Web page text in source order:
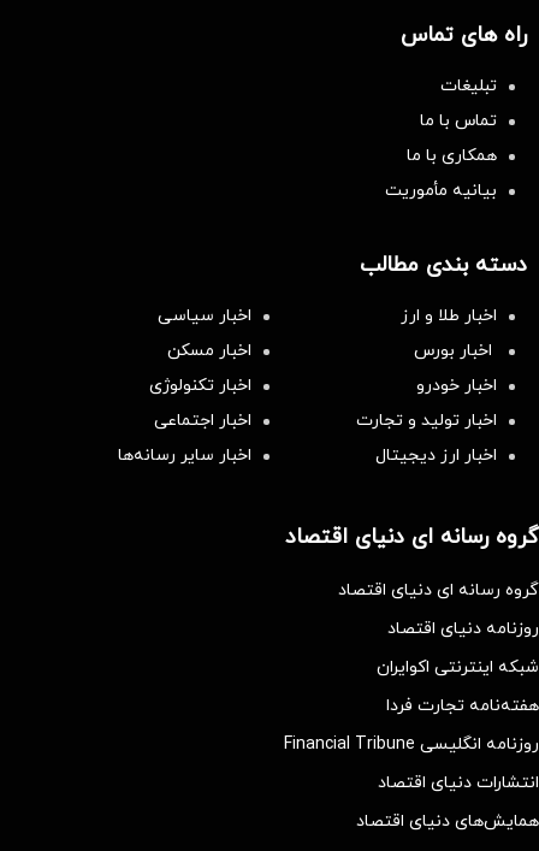
راه های تماس
تبلیغات
تماس با ما
همکاری با ما
بیانیه مأموریت
دسته بندی مطالب
اخبار طلا و ارز
اخبار سیاسی
اخبار بورس
اخبار مسکن
اخبار خودرو
اخبار تکنولوژی
اخبار تولید و تجارت
اخبار اجتماعی
اخبار ارز دیجیتال
اخبار سایر رسانه‌‌ها
گروه رسانه ای دنیای اقتصاد
گروه رسانه ای دنیای اقتصاد
روزنامه دنیای اقتصاد
شبکه اینترنتی اکوایران
هفته‌نامه تجارت فردا
روزنامه انگلیسی Financial Tribune
انتشارات دنیای اقتصاد
همایش‌های دنیای اقتصاد